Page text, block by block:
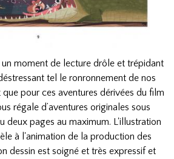
moment de lecture drôle et trépidant
tel le ronronnement de nos
que pour ces aventures dérivées du film
régale d’aventures originales sous
deux pages au maximum. L'illustration
à l'animation de la production des
dessin est soigné et très expressif et